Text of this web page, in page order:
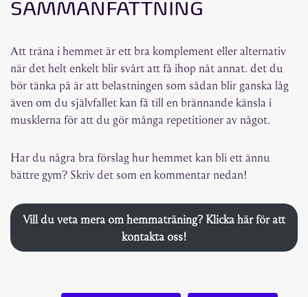
SAMMANFATTNING
Att träna i hemmet är ett bra komplement eller alternativ
när det helt enkelt blir svårt att få ihop nåt annat. det du
bör tänka på är att belastningen som sådan blir ganska låg
även om du självfallet kan få till en brännande känsla i
musklerna för att du gör många repetitioner av något.
Har du några bra förslag hur hemmet kan bli ett ännu
bättre gym? Skriv det som en kommentar nedan!
Vill du veta mera om hemmaträning? Klicka här för att
kontakta oss!